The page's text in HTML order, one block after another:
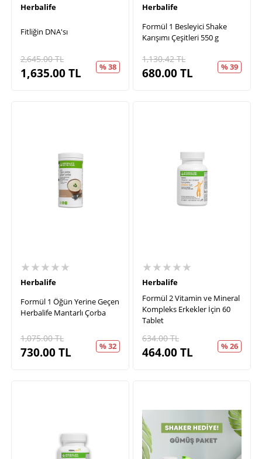
Herbalife
Fitliğin DNA'sı
2,645.00TL
1,635.00TL % 38
Herbalife
Formül 1 Besleyici Shake
Karışımı Çeşitleri 550 g
1,130.42TL
680.00TL % 39
★★★★★
Herbalife
Formül 1 Öğün Yerine Geçen
Herbalife Mantarlı Çorba
1,075.00TL
730.00TL % 32
★★★★★
Herbalife
Formül 2 Vitamin ve Mineral
Kompleks Erkekler İçin 60
Tablet
634.00TL
464.00TL % 26